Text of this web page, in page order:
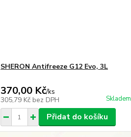
SHERON Antifreeze G12 Evo, 3L
370,00 Kč/ks
305,79 Kč bez DPH Skladem
Přidat do košíku